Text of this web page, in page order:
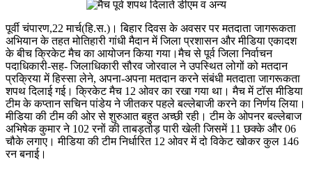
पूर्वी चंपारण,22 मार्च(हि.स.)। बिहार दिवस के अवसर पर मतदाता जागरूकता
अभियान के तहत मोतिहारी गांधी मैदान में जिला प्रशासन और मीडिया एकादश
के बीच क्रिकेट मैच का आयोजन किया गया।मैच से पूर्व जिला निर्वाचन
पदाधिकारी-सह- जिलाधिकारी सौरव जोरवाल ने उपस्थित लोगों को मतदान
प्रक्रिया में हिस्सा लेने, अपना-अपना मतदान करने संबंधी मतदाता जागरूकता
शपथ दिलाई गई। क्रिकेट मैच 12 ओवर का रखा गया था। मैच में टॉस मीडिया
टीम के कप्तान सचिन पांडेय ने जीतकर पहले बल्लेबाजी करने का निर्णय लिया।
मीडिया की टीम की ओर से शुरुआत बहुत अच्छी रही। टीम के ओपनर बल्लेबाज
अभिषेक कुमार ने 102 रनों की ताबड़तोड़ पारी खेली जिसमें 11 छक्के और 06
चौके लगाए। मीडिया की टीम निर्धारित 12 ओवर में दो विकेट खोकर कुल 146
रन बनाई।